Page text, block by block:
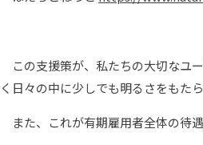
この支援策が、私たちの大切なユ
く日々の中に少しでも明るさをもた
また、これが有期雇用者全体の待